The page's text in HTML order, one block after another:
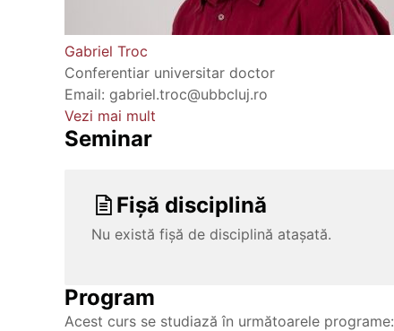
Gabriel Troc
Conferentiar universitar doctor
Email: gabriel.troc@ubbcluj.ro
Vezi mai mult
Seminar
Fișă disciplină
Nu există fișă de disciplină atașată.
Program
Acest curs se studiază în următoarele programe: